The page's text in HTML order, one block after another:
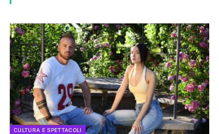
CULTURA E SPETTACOLI